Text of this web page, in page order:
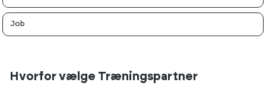
Job
Hvorfor vælge Træningspartner